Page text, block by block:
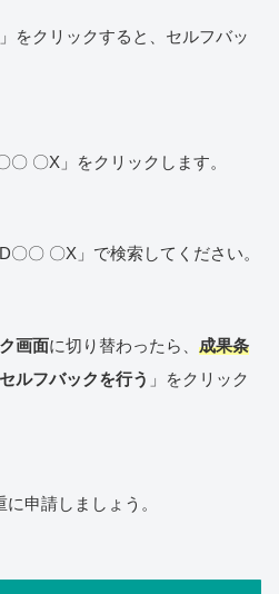
」をクリックすると、セルフバッ
〇X」をクリックします。
〇〇 〇X」で検索してください。
画面に切り替わったら、 成果条
セルフバックを行う 」をクリック
申請しましょう。